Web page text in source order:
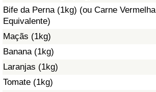
Bife da Perna (1kg) (ou Carne Vermelha
Equivalente)
Maçãs (1kg)
Banana (1kg)
Laranjas (1kg)
Tomate (1kg)
Poluição
Índice de poluição